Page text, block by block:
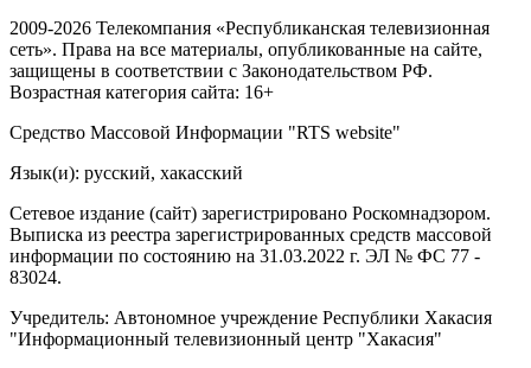
2009-2026 Телекомпания «Республиканская телевизионная
сеть». Права на все материалы, опубликованные на сайте,
защищены в соответствии с Законодательством РФ.
Возрастная категория сайта: 16+
Средство Массовой Информации "RTS website"
Язык(и): русский, хакасский
Сетевое издание (сайт) зарегистрировано Роскомнадзором.
Выписка из реестра зарегистрированных средств массовой
информации по состоянию на 31.03.2022 г. ЭЛ № ФС 77 -
83024.
Учредитель: Автономное учреждение Республики Хакасия
"Информационный телевизионный центр "Хакасия"